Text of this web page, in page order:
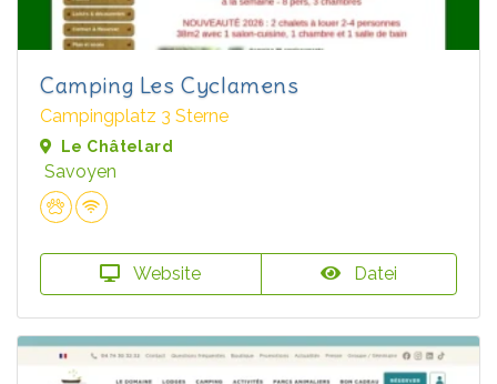
Camping Les Cyclamens
Campingplatz 3 Sterne
Le Châtelard
Savoyen
Website Datei